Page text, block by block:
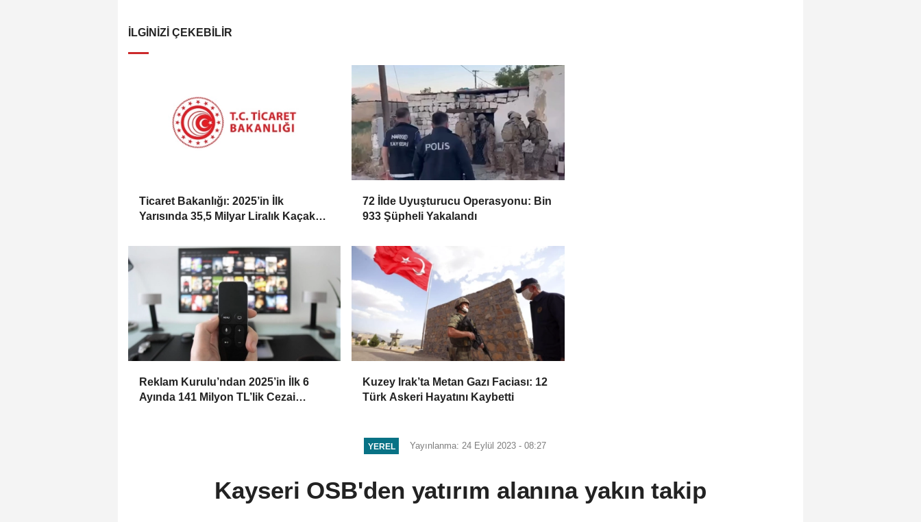
İLGINIZI ÇEKEBILIR
Ticaret Bakanlığı: 2025’in İlk
Yarısında 35,5 Milyar Liralık Kaçak
72 İlde Uyuşturucu Operasyonu: Bin
933 Şüpheli Yakalandı
Reklam Kurulu’ndan 2025’in İlk 6
Ayında 141 Milyon TL’lik Cezai
Kuzey Irak’ta Metan Gazı Faciası: 12
Türk Askeri Hayatını Kaybetti
YEREL Yayınlanma: 24 Eylül 2023 - 08:27
Kayseri OSB'den yatırım alanına yakın takip